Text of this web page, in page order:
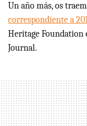
Un año más, os
correspondiente a
Heritage Foundation
Journal.